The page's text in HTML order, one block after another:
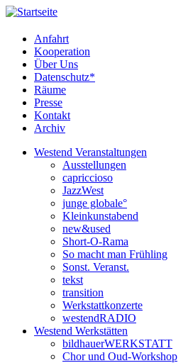
Anfahrt
Kooperation
Über Uns
Datenschutz*
Räume
Presse
Kontakt
Archiv
Westend Veranstaltungen
Ausstellungen
capriccioso
JazzWest
junge globale°
Kleinkunstabend
new&used
Short-O-Rama
So macht man Frühling
Sonst. Veranst.
tekst
transition
Werkstattkonzerte
westendRADIO
Westend Werkstätten
bildhauerWERKSTATT
Chor und Oud-Workshop